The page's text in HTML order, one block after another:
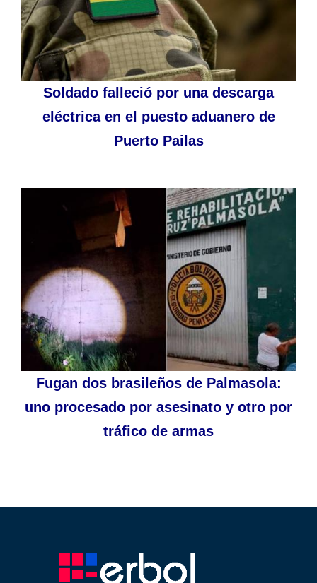
Soldado falleció por una descarga
eléctrica en el puesto aduanero de
Puerto Pailas
Fugan dos brasileños de Palmasola:
uno procesado por asesinato y otro por
tráfico de armas